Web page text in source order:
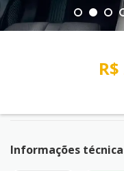
Informações